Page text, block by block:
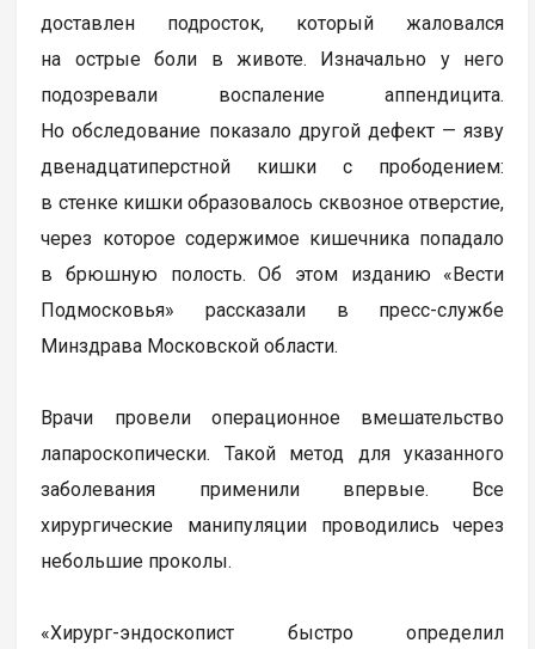
доставлен подросток, который жаловался
на острые боли в животе. Изначально у него
подозревали воспаление аппендицита.
Но обследование показало другой дефект — язву
двенадцатиперстной кишки с прободением:
в стенке кишки образовалось сквозное отверстие,
через которое содержимое кишечника попадало
в брюшную полость. Об этом изданию «Вести
Подмосковья» рассказали в пресс-службе
Минздрава Московской области.
Врачи провели операционное вмешательство
лапароскопически. Такой метод для указанного
заболевания применили впервые. Все
хирургические манипуляции проводились через
небольшие проколы.
«Хирург-эндоскопист быстро определил